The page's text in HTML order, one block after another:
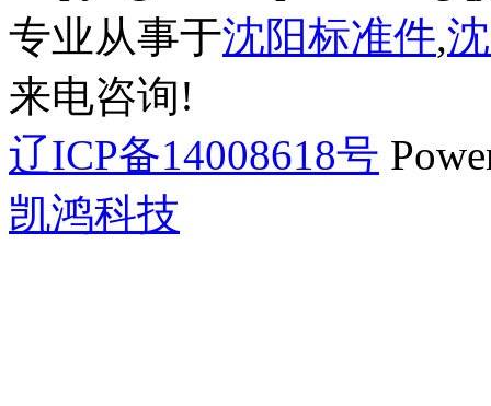
专业从事于沈阳标准件,
来电咨询!
辽ICP备14008618号
凯鸿科技